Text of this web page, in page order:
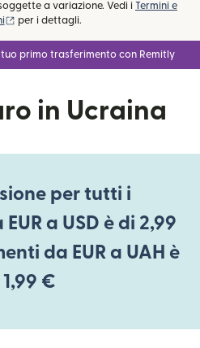
a variazione. Vedi i Termini e
(si apre in una nuova finestra)
per i dettagli.
tuo primo trasferimento con Remitly
in Ucraina
per tutti i
a USD è di 2,99
da EUR a UAH è
€